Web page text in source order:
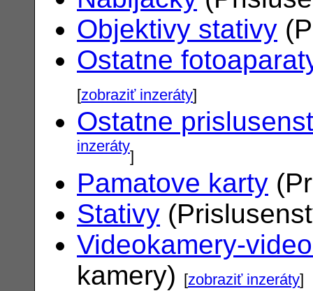
Objektivy stativy
Ostatne
[zobraziť inzeráty]
Ostatne
inzeráty]
Pamatove karty
Stativy
Videokamery-
kamery) [zobraziť inzeráty]